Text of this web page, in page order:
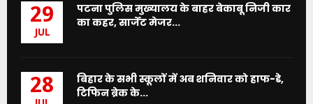
29
JUL
पटना पुलिस मुख्यालय के बाहर बेकाबू निजी कार
का कहर, सार्जेंट मेजर...
28
बिहार के सभी स्कूलों में अब शनिवार को हाफ-डे,
टिफिन ब्रेक के...